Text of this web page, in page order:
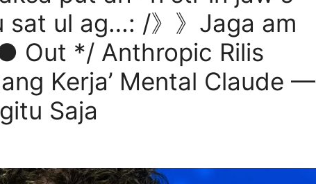
sat ul ag…: /》》Jaga am
Out */ Anthropic Rilis
Kerja’ Mental Claude —
Saja